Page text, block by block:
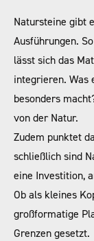
Natursteine gibt
Ausführungen.
lässt sich das
integrieren. Was
besonders
von der Natur.
Zudem punktet
schließlich sind
eine Investition,
Ob als kleines
großformatige
Grenzen gesetzt.